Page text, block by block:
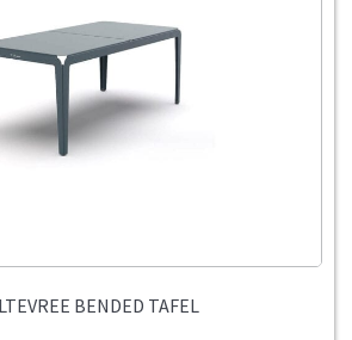
BENDED TAFEL